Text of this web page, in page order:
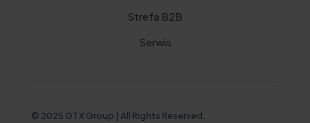
Strefa B2B
Serwis
© 2025 GTX Group | All Rights Reserved.